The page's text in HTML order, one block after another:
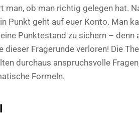
man, ob man richtig gelegen hat.
Punkt geht auf euer Konto. Man
Punktestand zu sichern –
dieser Fragerunde verloren! Die
durchaus anspruchsvolle
Formeln.